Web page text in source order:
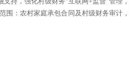
：农村家庭承包合同及村级财务审计，